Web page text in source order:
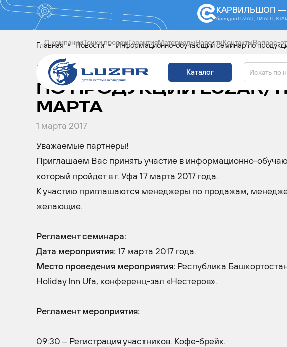
КАРВИЛЬШОП
брендовLUZAR, TRIALLI,
О компанииТочки продажГарантияМатериалыНовостиКонтактыВопрос-
Каталог
Главная Новости Информационно-обучающий семинар по
ИНФОРМАЦИОННО-
ПО ПРОДУКЦИИ LUZAR/
МАРТА
1 марта 2017
Уважаемые партнеры!
Приглашаем Вас принять участие в информационно-
который пройдет в г. Уфа 17 марта 2017 года.
К участию приглашаются менеджеры по продажам,
желающие.
Регламент семинара:
Дата мероприятия:17 марта 2017 года.
Место проведения мероприятия: Республика
Holiday Inn Ufa, конференц-зал «Нестеров».
Регламент мероприятия:
09:30 – Регистрация участников. Кофе-брейк.